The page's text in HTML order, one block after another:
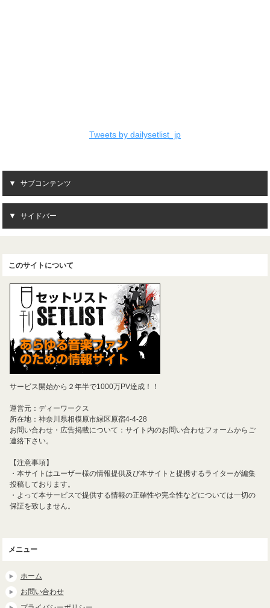
Tweets by dailysetlist_jp
サブコンテンツ
サイドバー
このサイトについて
サービス開始から２年半で1000万PV達成！！
運営元：ディーワークス
所在地：神奈川県相模原市緑区原宿4-4-28
お問い合わせ・広告掲載について：サイト内のお問い合わせフォームからご
連絡下さい。
【注意事項】
・本サイトはユーザー様の情報提供及び本サイトと提携するライターが編集
投稿しております。
・よって本サービスで提供する情報の正確性や完全性などについては一切の
保証を致しません。
メニュー
ホーム
お問い合わせ